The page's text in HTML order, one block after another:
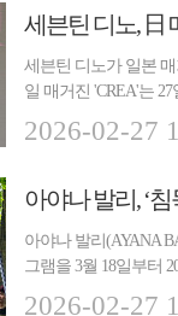
세븐틴 디노, 日
세븐틴 디노가 일본
일 매거진 'CREA'는
2026-02-27
아야나 발리, ‘
아야나 발리(AYANA
그램을 3월 18일부터
2026-02-27